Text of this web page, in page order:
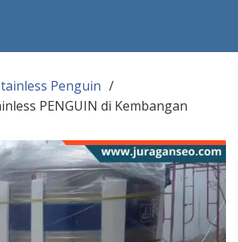
Penguin
PENGUIN di Kembangan